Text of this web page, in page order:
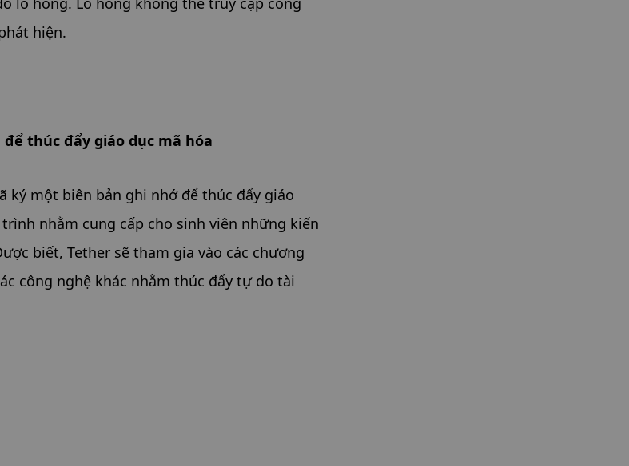
hiện.
để thúc đẩy giáo dục mã hóa
ký một biên bản ghi nhớ để thúc đẩy giáo
nhằm cung cấp cho sinh viên những kiến
biết, Tether sẽ tham gia vào các chương
công nghệ khác nhằm thúc đẩy tự do tài